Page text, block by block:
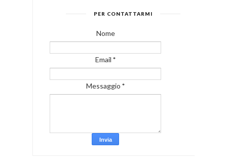
PER CONTATTARMI
Nome
Email *
Messaggio *